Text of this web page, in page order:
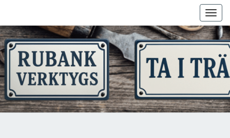
content